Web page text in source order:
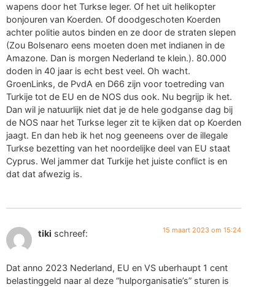
wapens door het Turkse leger. Of het uit helikopter
bonjouren van Koerden. Of doodgeschoten Koerden
achter politie autos binden en ze door de straten slepen
(Zou Bolsenaro eens moeten doen met indianen in de
Amazone. Dan is morgen Nederland te klein.). 80.000
doden in 40 jaar is echt best veel. Oh wacht.
GroenLinks, de PvdA en D66 zijn voor toetreding van
Turkije tot de EU en de NOS dus ook. Nu begrijp ik het.
Dan wil je natuurlijk niet dat je de hele godganse dag bij
de NOS naar het Turkse leger zit te kijken dat op Koerden
jaagt. En dan heb ik het nog geeneens over de illegale
Turkse bezetting van het noordelijke deel van EU staat
Cyprus. Wel jammer dat Turkije het juiste conflict is en
dat dat afwezig is.
tiki schreef: 15 maart 2023 om 15:24
Dat anno 2023 Nederland, EU en VS uberhaupt 1 cent
belastinggeld naar al deze “hulporganisatie’s” sturen is